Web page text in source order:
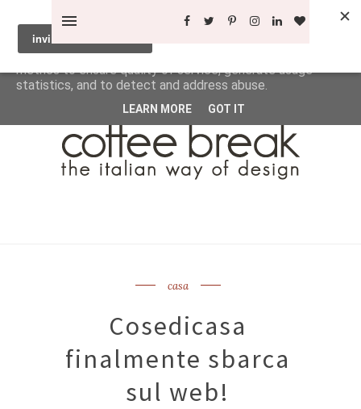
casa
Cosedicasa
finalmente sbarca
sul web!
This site uses cookies from Google to deliver its services
and to analyze traffic. Your IP address and user-agent are
shared with Google along with performance and security
metrics to ensure quality of service, generate usage
statistics, and to detect and address abuse.
LEARN MORE GOT IT